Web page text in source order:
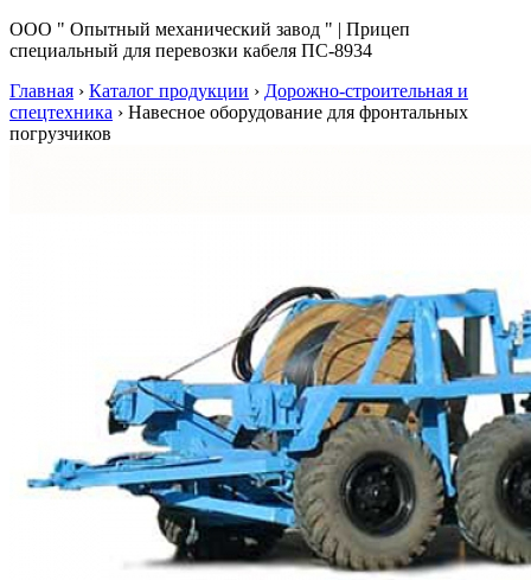
ООО " Опытный механический завод " | Прицеп
специальный для перевозки кабеля ПС-8934
Главная › Каталог продукции › Дорожно-строительная и
спецтехника › Навесное оборудование для фронтальных
погрузчиков